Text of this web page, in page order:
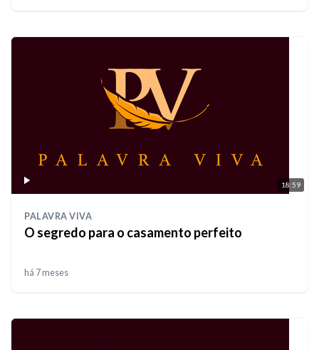
18:59
PALAVRA VIVA
O segredo para o casamento perfeito
há 7 meses